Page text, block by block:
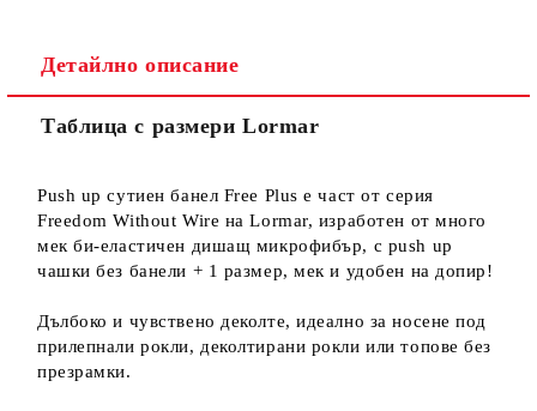
Детайлно описание
Таблица с размери Lormar
Push up сутиен банел Free Plus е част от серия
Freedom Without Wire на Lormar, изработен от много
мек би-еластичен дишащ микрофибър, с push up
чашки без банели + 1 размер, мек и удобен на допир!
Дълбоко и чувствено деколте, идеално за носене под
прилепнали рокли, деколтирани рокли или топове без
презрамки.